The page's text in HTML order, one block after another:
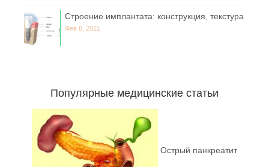
Строение имплантата: конструкция, текстура
Фев 8, 2021
Популярные медицинские статьи
Острый панкреатит